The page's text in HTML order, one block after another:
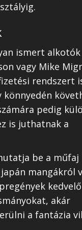
ismert
vagy Mike
rendszert
pedig
is juthatnak a
be a műfaj
mangákról
akár
a fantázia